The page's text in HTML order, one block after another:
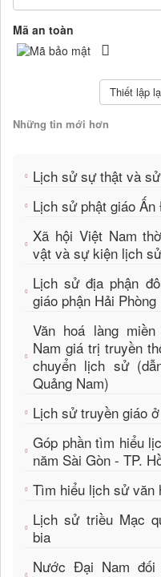
Mã an toàn
Những tin mới hơn
Lịch sử sự thật và
Lịch sử phật giáo Ấn
Xã hội Việt Nam
vật và sự kiện lịch sử
Lịch sử địa phận
giáo phận Hải Phòng
Văn hoá làng
Nam giá trị truyền
chuyển lịch sử
Quảng Nam)
Lịch sử truyền giáo
Góp phần tìm hiểu
năm Sài Gòn - TP.
Tìm hiểu lịch sử văn
Lịch sử triều Mạc
bia
Nước Đại Nam